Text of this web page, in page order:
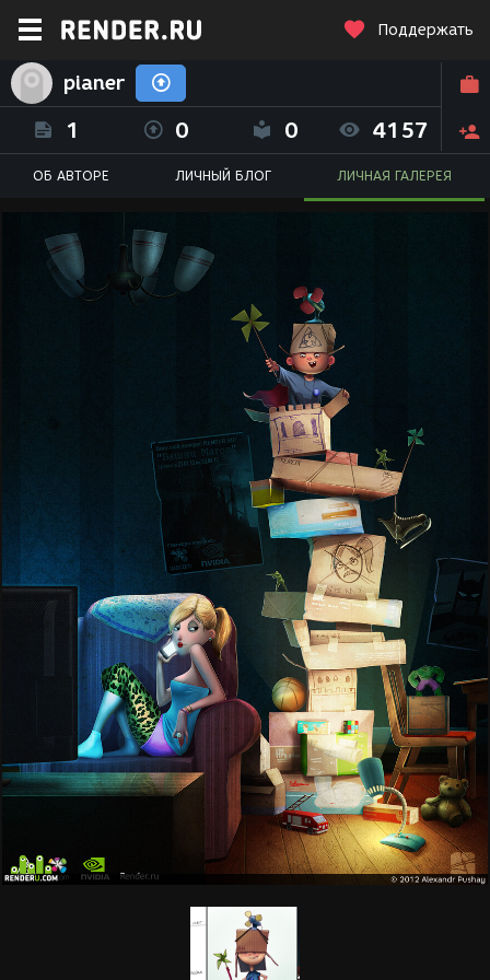
Поддержать
pianer
1 0 0 4157
ОБ АВТОРЕ ЛИЧНЫЙ БЛОГ ЛИЧНАЯ ГАЛЕРЕЯ